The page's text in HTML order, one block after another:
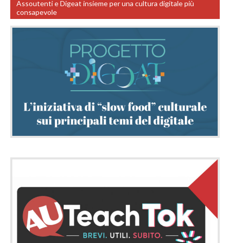
Assoutenti e Digeat insieme per una cultura digitale più
consapevole